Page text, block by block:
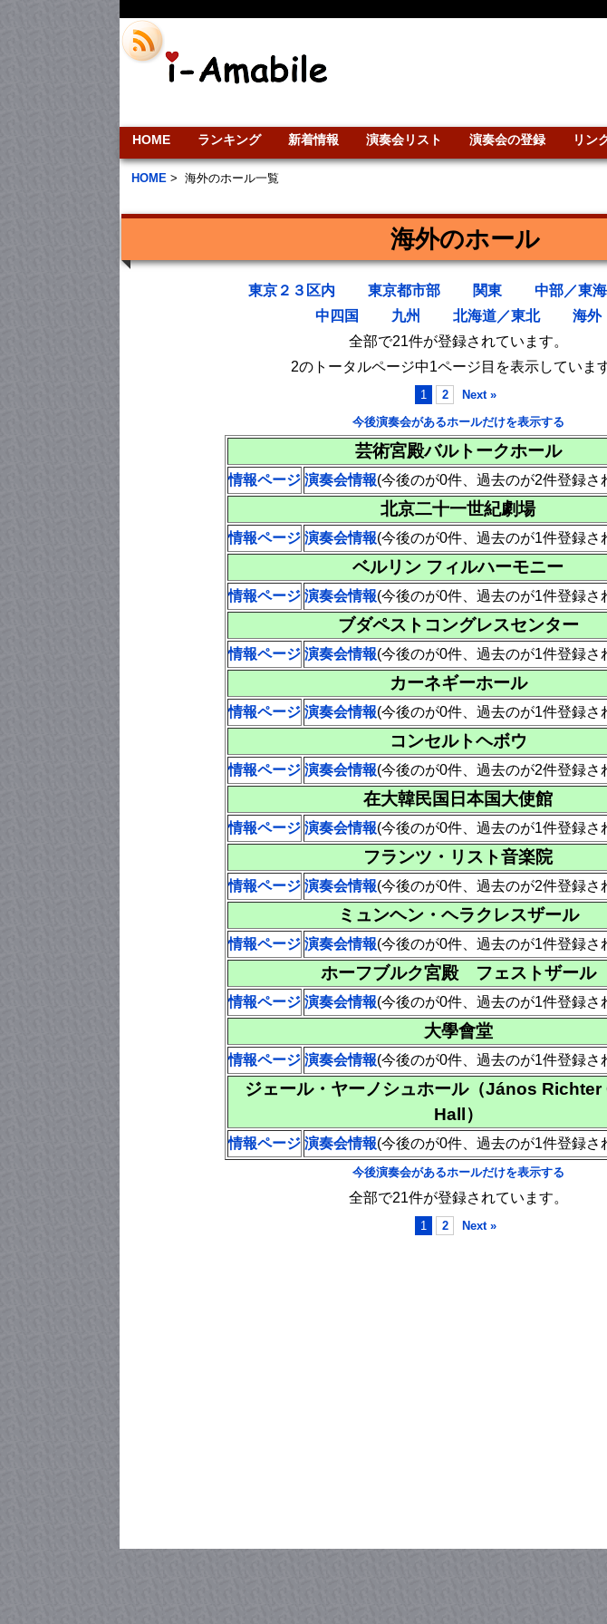
HOME ランキング 新着情報 演奏会リスト 演奏会の登録 リン
HOME > 海外のホール一覧
海外のホール
東京２３区内 東京都市部 関東 中部／東海
中四国
九州 北海道／東北
海外
全部で21件が登録されています。
2のトータルページ中1ページ目を表示しています
1 2
Next »
今後演奏会があるホールだけを表示する
芸術宮殿バルトークホール
情報ページ 演奏会情報(今後のが0件、過去のが2件登録さ
北京二十一世紀劇場
情報ページ 演奏会情報(今後のが0件、過去のが1件登録さ
ベルリン フィルハーモニー
情報ページ 演奏会情報(今後のが0件、過去のが1件登録さ
ブダペストコングレスセンター
情報ページ 演奏会情報(今後のが0件、過去のが1件登録さ
カーネギーホール
情報ページ 演奏会情報(今後のが0件、過去のが1件登録さ
コンセルトヘボウ
情報ページ 演奏会情報(今後のが0件、過去のが2件登録さ
在大韓民国日本国大使館
情報ページ 演奏会情報(今後のが0件、過去のが1件登録さ
フランツ・リスト音楽院
情報ページ 演奏会情報(今後のが0件、過去のが2件登録さ
ミュンヘン・ヘラクレスザール
情報ページ 演奏会情報(今後のが0件、過去のが1件登録さ
ホーフブルク宮殿 フェストザール
情報ページ 演奏会情報(今後のが0件、過去のが1件登録さ
大學會堂
情報ページ 演奏会情報(今後のが0件、過去のが1件登録さ
ジェール・ヤーノシュホール（János
Hall）
情報ページ 演奏会情報(今後のが0件、過去のが1件登録さ
今後演奏会があるホールだけを表示する
全部で21件が登録されています。
1 2 Next »